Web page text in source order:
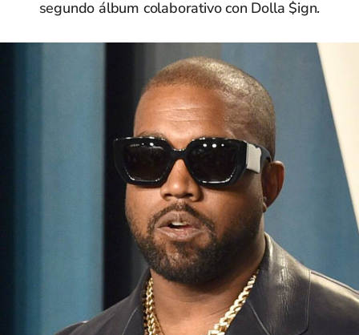
segundo álbum colaborativo con Dolla $ign.